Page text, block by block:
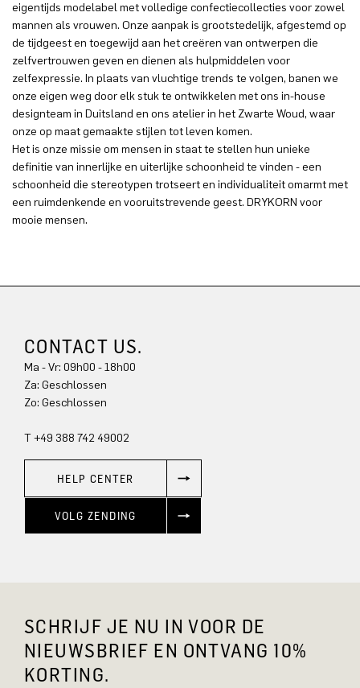
eigentijds modelabel met volledige confectiecollecties voor zowel
mannen als vrouwen. Onze aanpak is grootstedelijk, afgestemd op
de tijdgeest en toegewijd aan het creëren van ontwerpen die
zelfvertrouwen geven en dienen als hulpmiddelen voor
zelfexpressie. In plaats van vluchtige trends te volgen, banen we
onze eigen weg door elk stuk te ontwikkelen met ons in-house
designteam in Duitsland en ons atelier in het Zwarte Woud, waar
onze op maat gemaakte stijlen tot leven komen.
Het is onze missie om mensen in staat te stellen hun unieke
definitie van innerlijke en uiterlijke schoonheid te vinden - een
schoonheid die stereotypen trotseert en individualiteit omarmt met
een ruimdenkende en vooruitstrevende geest. DRYKORN voor
mooie mensen.
CONTACT US.
Ma - Vr: 09h00 - 18h00
Za: Geschlossen
Zo: Geschlossen
T +49 388 742 49002
HELP CENTER
VOLG ZENDING
SCHRIJF JE NU IN VOOR DE
NIEUWSBRIEF EN ONTVANG 10%
KORTING.